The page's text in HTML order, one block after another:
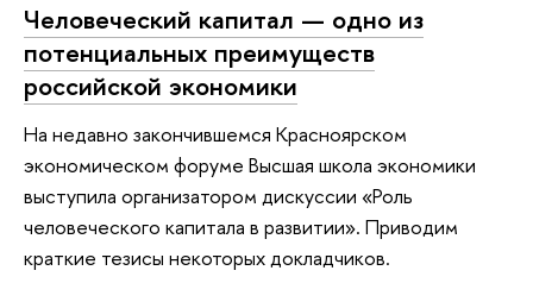
Человеческий капитал — одно из
потенциальных преимуществ
российской экономики
На недавно закончившемся Красноярском
экономическом форуме Высшая школа экономики
выступила организатором дискуссии «Роль
человеческого капитала в развитии». Приводим
краткие тезисы некоторых докладчиков.